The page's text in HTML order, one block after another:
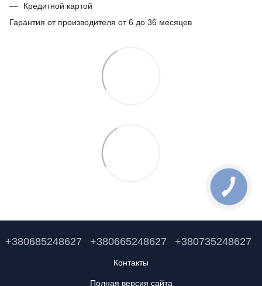
Кредитной картой
Гарантия от производителя от 6 до 36 месяцев
+380685248627 +380665248627 +380735248627
Контакты
Полная версия сайта